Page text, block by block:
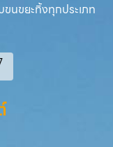
นขยะทิ้งทุกประเภท